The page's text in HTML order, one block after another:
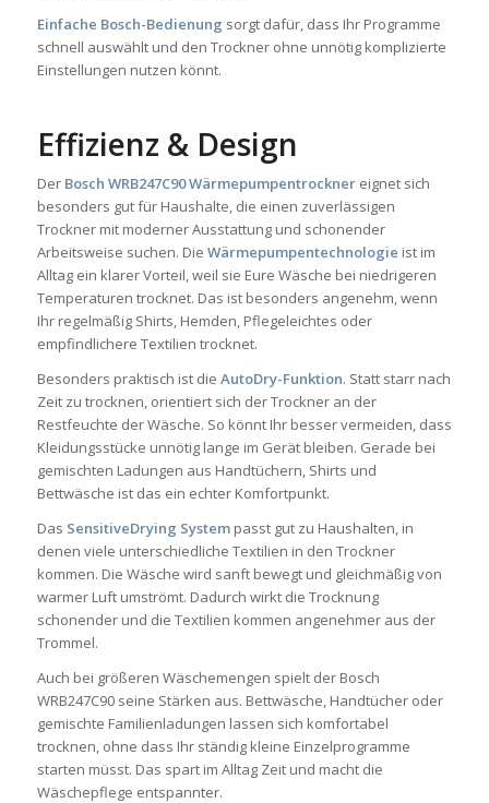
Einfache Bosch-Bedienung sorgt dafür, dass Ihr Programme
schnell auswählt und den Trockner ohne unnötig komplizierte
Einstellungen nutzen könnt.
Effizienz & Design
Der Bosch WRB247C90 Wärmepumpentrocknereignet sich
besonders gut für Haushalte, die einen zuverlässigen
Trockner mit moderner Ausstattung und schonender
Arbeitsweise suchen. Die Wärmepumpentechnologie ist im
Alltag ein klarer Vorteil, weil sie Eure Wäsche bei niedrigeren
Temperaturen trocknet. Das ist besonders angenehm, wenn
Ihr regelmäßig Shirts, Hemden, Pflegeleichtes oder
empfindlichere Textilien trocknet.
Besonders praktisch ist die AutoDry-Funktion. Statt starr nach
Zeit zu trocknen, orientiert sich der Trockner an der
Restfeuchte der Wäsche. So könnt Ihr besser vermeiden, dass
Kleidungsstücke unnötig lange im Gerät bleiben. Gerade bei
gemischten Ladungen aus Handtüchern, Shirts und
Bettwäsche ist das ein echter Komfortpunkt.
Das SensitiveDrying Systempasst gut zu Haushalten, in
denen viele unterschiedliche Textilien in den Trockner
kommen. Die Wäsche wird sanft bewegt und gleichmäßig von
warmer Luft umströmt. Dadurch wirkt die Trocknung
schonender und die Textilien kommen angenehmer aus der
Trommel.
Auch bei größeren Wäschemengen spielt der Bosch
WRB247C90 seine Stärken aus. Bettwäsche, Handtücher oder
gemischte Familienladungen lassen sich komfortabel
trocknen, ohne dass Ihr ständig kleine Einzelprogramme
starten müsst. Das spart im Alltag Zeit und macht die
Wäschepflege entspannter.